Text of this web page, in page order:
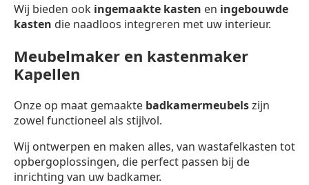
Wij bieden ook ingemaakte kasten en ingebouwde
kasten die naadloos integreren met uw interieur.
Meubelmaker en kastenmaker
Kapellen
Onze op maat gemaakte badkamermeubelszijn
zowel functioneel als stijlvol.
Wij ontwerpen en maken alles, van wastafelkasten tot
opbergoplossingen, die perfect passen bij de
inrichting van uw badkamer.